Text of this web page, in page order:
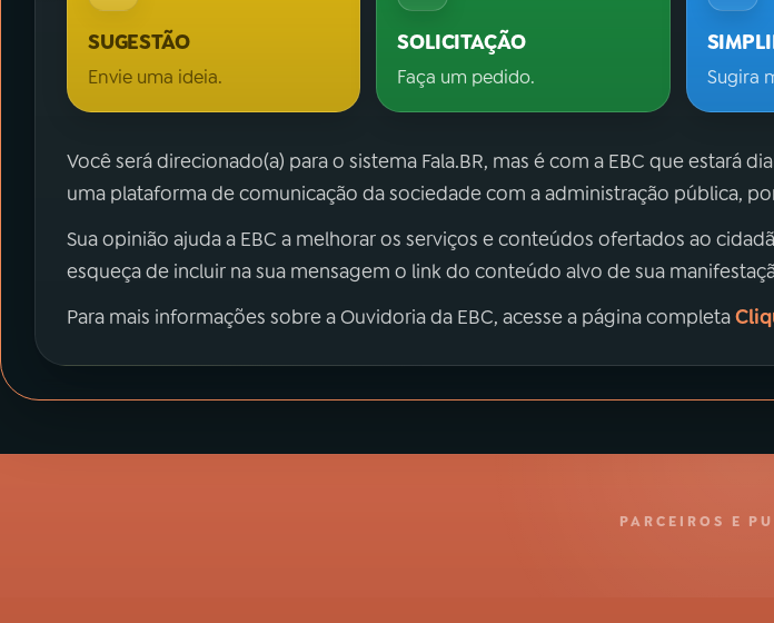
SUGESTÃO
Envie uma ideia.
SOLICITAÇÃO
Faça um pedido. Sugira
Você será direcionado(a) para o sistema Fala.BR, mas é com a EBC que estará
uma plataforma de comunicação da sociedade com a administração pública,
Sua opinião ajuda a EBC a melhorar os serviços e conteúdos ofertados ao
esqueça de incluir na sua mensagem o link do conteúdo alvo de sua
Para mais informações sobre a Ouvidoria da EBC, acesse a página completa
PARCEIROS E